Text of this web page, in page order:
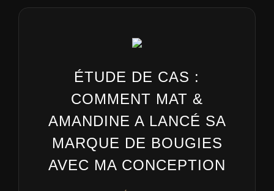
ÉTUDE DE CAS :
COMMENT MAT &
AMANDINE A LANCÉ SA
MARQUE DE BOUGIES
AVEC MA CONCEPTION